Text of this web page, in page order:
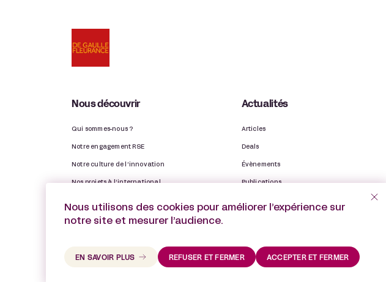
Nous découvrir
Qui sommes-nous ?
Notre engagement RSE
Notre culture de l’innovation
Nos projets à l’international
Notre rapport d’activité
Actualités
Articles
Deals
Évènements
Publications
Nous utilisons des cookies pour améliorer l’expérience sur
notre site et mesurer l’audience.
ACCEPTER ET FERMER
REFUSER ET FERMER
EN SAVOIR PLUS